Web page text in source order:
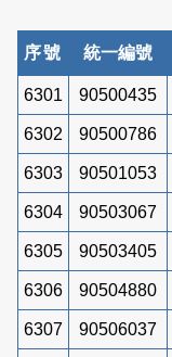
序號 統一編號
6301 90500435
6302 90500786
6303 90501053
6304 90503067
6305 90503405
6306 90504880
6307 90506037